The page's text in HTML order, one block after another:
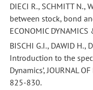
DIECI R., SCHMITT N.,
between stock, bond
ECONOMIC
BISCHI G.I., DAWID H.,
Introduction to the
Dynamics’, JOURNAL
825-830.